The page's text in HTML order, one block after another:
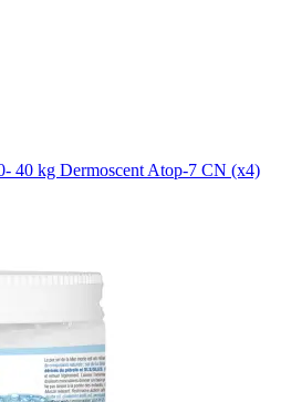
40 kg Dermoscent Atop-7 CN (x4)